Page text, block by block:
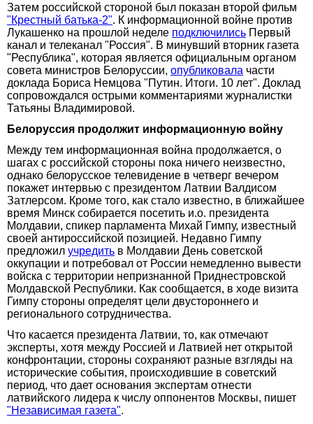
Затем российской стороной был показан второй фильм
"Крестный батька-2". К информационной войне против
Лукашенко на прошлой неделе подключились Первый
канал и телеканал "Россия". В минувший вторник газета
"Республика", которая является официальным органом
совета министров Белоруссии, опубликовала части
доклада Бориса Немцова "Путин. Итоги. 10 лет". Доклад
сопровождался острыми комментариями журналистки
Татьяны Владимировой.
Белоруссия продолжит информационную войну
Между тем информационная война продолжается, о
шагах с российской стороны пока ничего неизвестно,
однако белорусское телевидение в четверг вечером
покажет интервью с президентом Латвии Валдисом
Затлерсом. Кроме того, как стало известно, в ближайшее
время Минск собирается посетить и.о. президента
Молдавии, спикер парламента Михай Гимпу, известный
своей антироссийской позицией. Недавно Гимпу
предложил учредить в Молдавии День советской
оккупации и потребовал от России немедленно вывести
войска с территории непризнанной Приднестровской
Молдавской Республики. Как сообщается, в ходе визита
Гимпу стороны определят цели двустороннего и
регионального сотрудничества.
Что касается президента Латвии, то, как отмечают
эксперты, хотя между Россией и Латвией нет открытой
конфронтации, стороны сохраняют разные взгляды на
исторические события, происходившие в советский
период, что дает основания экспертам отнести
латвийского лидера к числу оппонентов Москвы, пишет
"Независимая газета".